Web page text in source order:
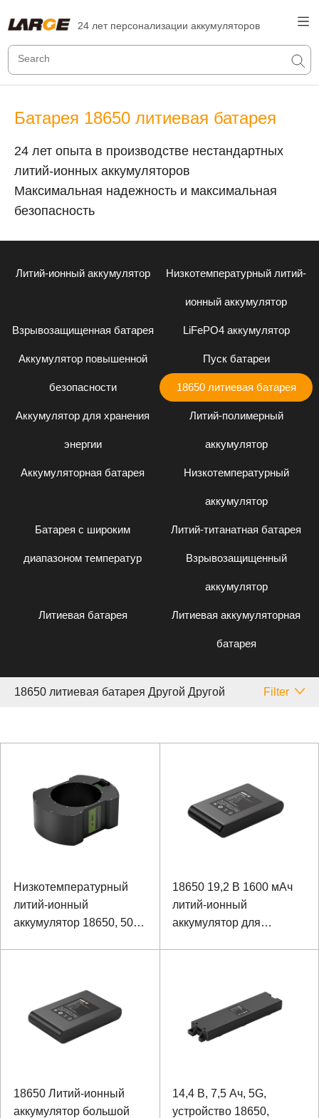
24 лет персонализации аккумуляторов
Батарея 18650 литиевая батарея
24 лет опыта в производстве нестандартных
литий-ионных аккумуляторов
Максимальная надежность и максимальная
безопасность
Литий-ионный аккумулятор Низкотемпературный литий-
ионный аккумулятор
Взрывозащищенная батарея LiFePO4 аккумулятор
Аккумулятор повышенной
безопасности
Пуск батареи
18650 литиевая батарея
Аккумулятор для хранения
энергии
Литий-полимерный
аккумулятор
Аккумуляторная батарея Низкотемпературный
аккумулятор
Батарея с широким
диапазоном температур
Литий-титанатная батарея
Взрывозащищенный
аккумулятор
Литиевая батарея Литиевая аккумуляторная
батарея
18650 литиевая батарея Другой Другой Filter
Низкотемпературный
литий-ионный
аккумулятор 18650, 50,4
18650 19,2 В 1600 мАч
литий-ионный
аккумулятор для
18650 Литий-ионный
аккумулятор большой
14,4 В, 7,5 Ач, 5G,
устройство 18650,